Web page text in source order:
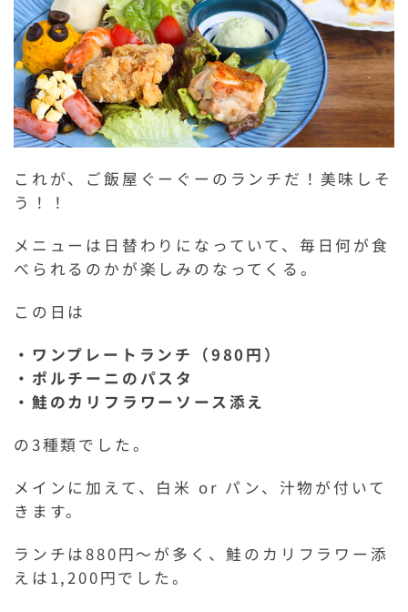
これが、ご飯屋ぐーぐーのランチだ！美味しそ
う！！
メニューは日替わりになっていて、毎日何が食
べられるのかが楽しみのなってくる。
この日は
・ワンプレートランチ（980円）
・ポルチーニのパスタ
・鮭のカリフラワーソース添え
の3種類でした。
メインに加えて、白米 or パン、汁物が付いて
きます。
ランチは880円～が多く、鮭のカリフラワー添
えは1,200円でした。